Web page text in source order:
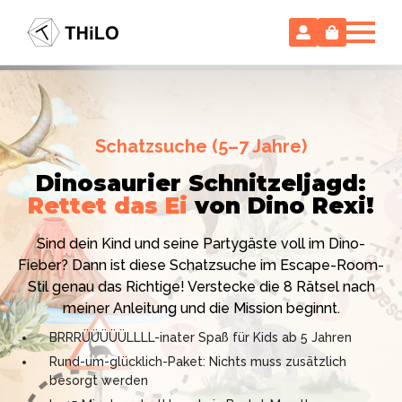
Hollywood-Action im
Kinderzimmer – ohne
Vorbereitungsstress!
Ich bin THiLO, "Dein SPIEGEL"-Bestseller-Autor und
TV-Profi (ZDF "1, 2 oder 3"). Entdecke jetzt meine
Schatzsuchen und Escape Rooms zum Sofort-
Download. Und natürlich meine Ebooks.
Schatzsuche (5–7 Jahre)
Dinosaurier Schnitzeljagd:
Rettet das Ei von Dino Rexi!
Sind dein Kind und seine Partygäste voll im Dino-
Fieber? Dann ist diese Schatzsuche im Escape-Room-
Stil genau das Richtige! Verstecke die 8 Rätsel nach
meiner Anleitung und die Mission beginnt.
BRRRÜÜÜÜÜLLLL-inater Spaß für Kids ab 5 Jahren
Rund-um-glücklich-Paket: Nichts muss zusätzlich
besorgt werden
Escape Room (ab 8 oder 12 Jahre)
Locked-up Agents: Im Labor
des Virologen
Das gab es noch nie: Verwandele dein Zuhause in ein
High-Tech Labor! Unser 24-seitiges PDF enthält alles:
Mission, Agentenausweise, Rätsel und Requisiten.
Knackt den Fall in 90 Minuten!
Kniffliger Rätselspaß für 2 bis 6 Spieler (8 - 11 oder 12–
99 Jahre)
Professionelles PDF: Agentenausweise & Schilder
inklusive